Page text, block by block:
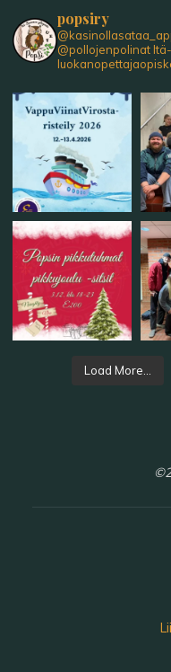
popsiry
@pollojenpolinat
Load More...